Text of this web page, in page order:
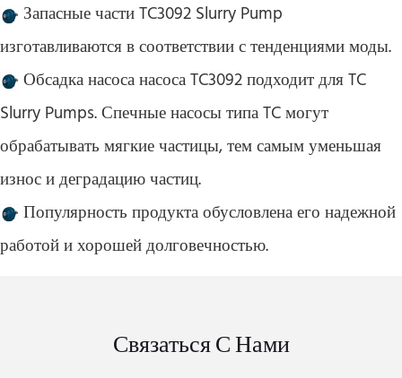
Запасные части TC3092 Slurry Pump
изготавливаются в соответствии с тенденциями моды.
Обсадка насоса насоса TC3092 подходит для TC
Slurry Pumps. Спечные насосы типа TC могут
обрабатывать мягкие частицы, тем самым уменьшая
износ и деградацию частиц.
Популярность продукта обусловлена ​​его надежной
работой и хорошей долговечностью.
Связаться С Нами